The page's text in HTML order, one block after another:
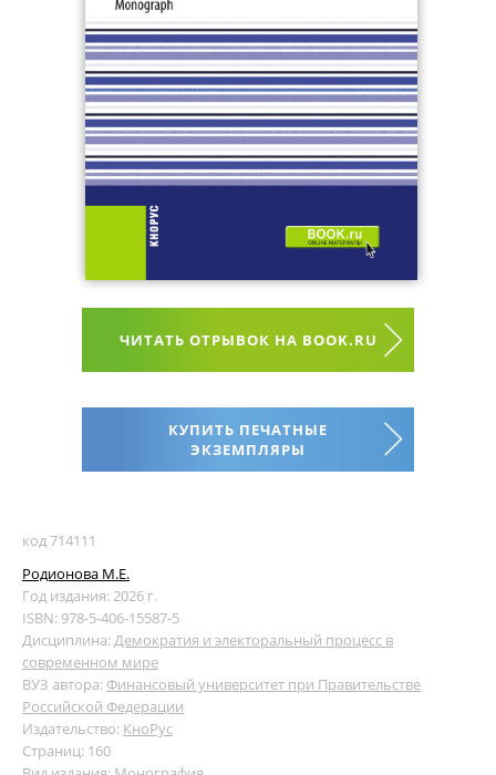
ЧИТАТЬ ОТРЫВОК НА BOOK.RU
КУПИТЬ ПЕЧАТНЫЕ
ЭКЗЕМПЛЯРЫ
код 714111
Родионова М.Е.
Год издания: 2026 г.
ISBN: 978-5-406-15587-5
Дисциплина: Демократия и электоральный процесс в
современном мире
ВУЗ автора: Финансовый университет при Правительстве
Российской Федерации
Издательство: КноРус
Страниц: 160